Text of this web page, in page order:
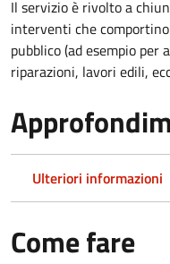
Il servizio è rivolto a
interventi che
pubblico (ad esempio
riparazioni, lavori edili,
Ulteriori informazioni
Come fare